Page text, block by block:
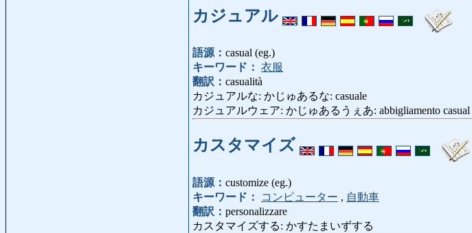
カジュアル
語源： casual (eg.)
キーワード： 衣服
翻訳： casualità
カジュアルな: かじゅあるな: casuale
カジュアルウェア: かじゅあるうぇあ: abbigliamento casual
カスタマイズ
語源： customize (eg.)
キーワード：
コンピューター , 自動車
翻訳： personalizzare
カスタマイズする: かすたまいずする